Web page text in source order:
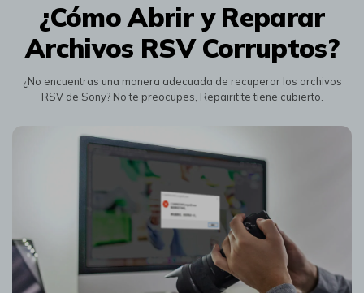
¿Cómo Abrir y Reparar
Archivos RSV Corruptos?󠀲󠀦󠀣󠀳
¿No encuentras una manera adecuada de recuperar los archivos
RSV de Sony?󠀲󠀦󠀤 No te preocupes, Repairit te tiene cubierto.󠀲󠀦󠀥󠀳